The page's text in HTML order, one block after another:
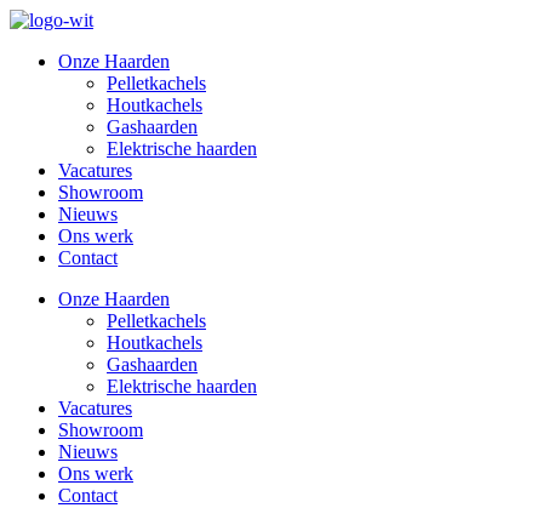
Onze Haarden
Pelletkachels
Houtkachels
Gashaarden
Elektrische haarden
Vacatures
Showroom
Nieuws
Ons werk
Contact
Onze Haarden
Pelletkachels
Houtkachels
Gashaarden
Elektrische haarden
Vacatures
Showroom
Nieuws
Ons werk
Contact